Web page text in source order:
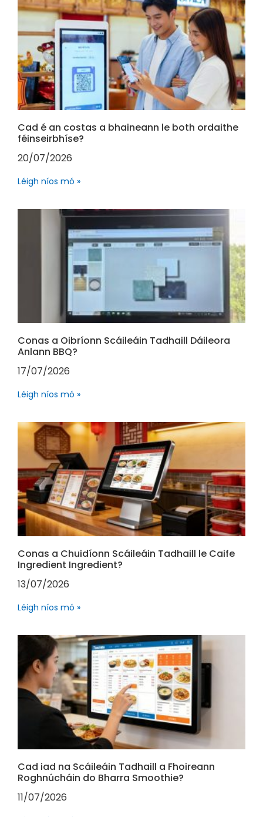
Cad é an costas a bhaineann le both ordaithe
féinseirbhíse?
20/07/2026
Léigh níos mó »
Conas a Oibríonn Scáileáin Tadhaill Dáileora
Anlann BBQ?
17/07/2026
Léigh níos mó »
Conas a Chuidíonn Scáileáin Tadhaill le Caife
Ingredient Ingredient?
13/07/2026
Léigh níos mó »
Cad iad na Scáileáin Tadhaill a Fhoireann
Roghnúcháin do Bharra Smoothie?
11/07/2026